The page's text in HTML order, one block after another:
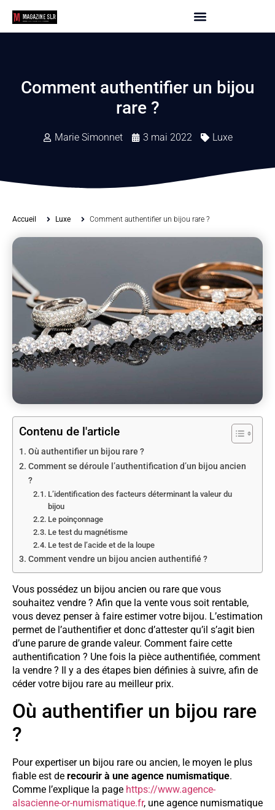
Comment authentifier un bijou
rare ?
Marie Simonnet 3 mai 2022 Luxe
Accueil Luxe Comment authentifier un bijou rare ?
Contenu de l'article
Où authentifier un bijou rare ?
Comment se déroule l’authentification d’un bijou ancien
?
L’identification des facteurs déterminant la valeur du
bijou
Le poinçonnage
Le test du magnétisme
Le test de l’acide et de la loupe
Comment vendre un bijou ancien authentifié ?
Vous possédez un bijou ancien ou rare que vous
souhaitez vendre ? Afin que la vente vous soit rentable,
vous devez penser à faire estimer votre bijou. L’estimation
permet de l’authentifier et donc d’attester qu’il s’agit bien
d’une parure de grande valeur. Comment faire cette
authentification ? Une fois la pièce authentifiée, comment
la vendre ? Il y a des étapes bien définies à suivre, afin de
céder votre bijou rare au meilleur prix.
Où authentifier un bijou rare
?
Pour expertiser un bijou rare ou ancien, le moyen le plus
fiable est de recourir à une agence numismatique.
Comme l’explique la page https://www.agence-
alsacienne-or-numismatique.fr, une agence numismatique